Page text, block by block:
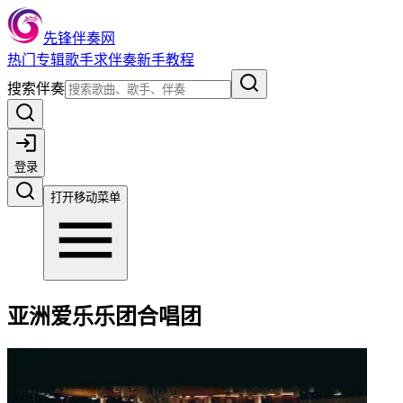
先锋伴奏网
热门 专辑歌手求伴奏新手教程
搜索伴奏
登录
打开移动菜单
亚洲爱乐乐团合唱团